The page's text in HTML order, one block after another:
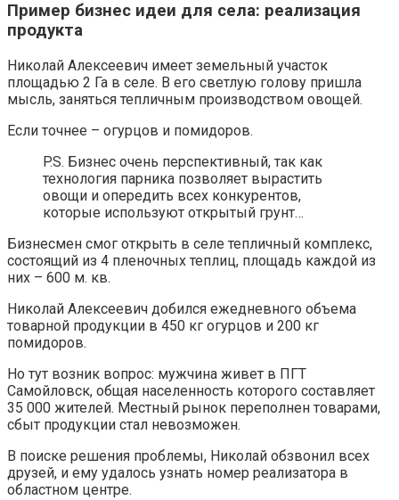
Пример бизнес идеи для села: реализация
продукта
Николай Алексеевич имеет земельный участок
площадью 2 Га в селе. В его светлую голову пришла
мысль, заняться тепличным производством овощей.
Если точнее – огурцов и помидоров.
P.S. Бизнес очень перспективный, так как
технология парника позволяет вырастить
овощи и опередить всех конкурентов,
которые используют открытый грунт…
Бизнесмен смог открыть в селе тепличный комплекс,
состоящий из 4 пленочных теплиц, площадь каждой из
них – 600 м. кв.
Николай Алексеевич добился ежедневного объема
товарной продукции в 450 кг огурцов и 200 кг
помидоров.
Но тут возник вопрос: мужчина живет в ПГТ
Самойловск, общая населенность которого составляет
35 000 жителей. Местный рынок переполнен товарами,
сбыт продукции стал невозможен.
В поиске решения проблемы, Николай обзвонил всех
друзей, и ему удалось узнать номер реализатора в
областном центре.